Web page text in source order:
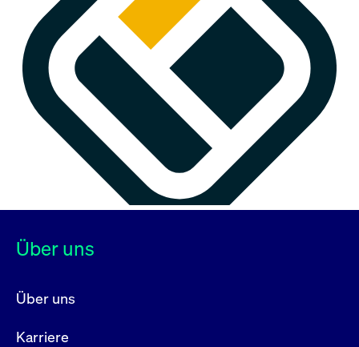
Über uns
Über uns
Karriere